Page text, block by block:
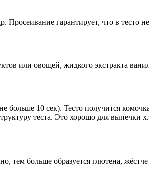
гарантирует, что в тесто
или овощей, жидкого экстракта
10 сек). Тесто получится
теста. Это хорошо для выпечки
тем больше образуется глютена,